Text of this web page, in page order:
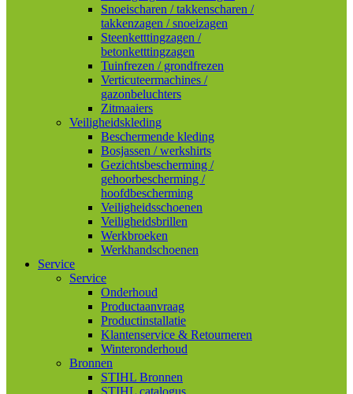
Snoeischaren / takkenscharen /
takkenzagen / snoeizagen
Steenketttingzagen /
betonketttingzagen
Tuinfrezen / grondfrezen
Verticuteermachines /
gazonbeluchters
Zitmaaiers
Veiligheidskleding
Beschermende kleding
Bosjassen / werkshirts
Gezichtsbescherming /
gehoorbescherming /
hoofdbescherming
Veiligheidsschoenen
Veiligheidsbrillen
Werkbroeken
Werkhandschoenen
Service
Service
Onderhoud
Productaanvraag
Productinstallatie
Klantenservice & Retourneren
Winteronderhoud
Bronnen
STIHL Bronnen
STIHL catalogus